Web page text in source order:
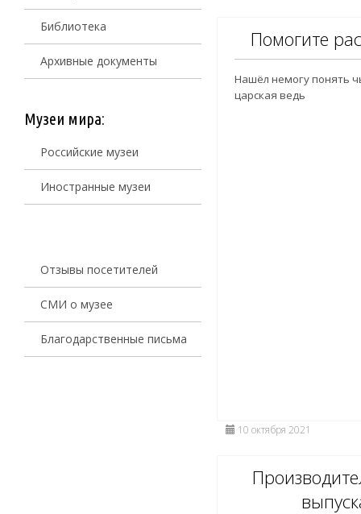
Библиотека
Архивные документы
Музеи мира:
Российские музеи
Иностранные музеи
Отзывы посетителей
СМИ о музее
Благодарственные письма
Помогите
Нашёл немогу понять
царская ведь
10 октября 2021